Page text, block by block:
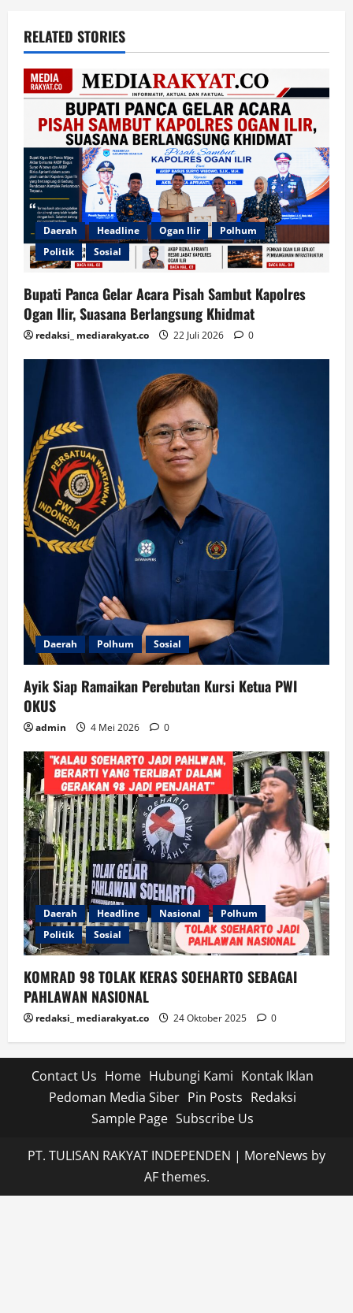
RELATED STORIES
Daerah Headline Ogan Ilir
Polhum
Politik
Sosial
Bupati Panca Gelar Acara Pisah Sambut Kapolres
Ogan Ilir, Suasana Berlangsung Khidmat
redaksi_ mediarakyat.co 22 Juli 2026 0
Daerah Polhum Sosial
Ayik Siap Ramaikan Perebutan Kursi Ketua PWI
OKUS
admin 4 Mei 2026 0
Daerah Headline Nasional
Polhum
Politik
Sosial
KOMRAD 98 TOLAK KERAS SOEHARTO SEBAGAI
PAHLAWAN NASIONAL
redaksi_ mediarakyat.co 24 Oktober 2025 0
Contact Us Home Hubungi Kami Kontak Iklan
Pedoman Media Siber Pin Posts Redaksi
Sample Page Subscribe Us
PT. TULISAN RAKYAT INDEPENDEN | MoreNews by
AF themes.